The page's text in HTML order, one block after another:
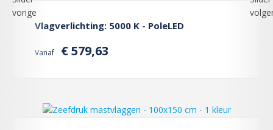
Vlagverlichting: 5000 K - PoleLED
Vanaf € 579,63